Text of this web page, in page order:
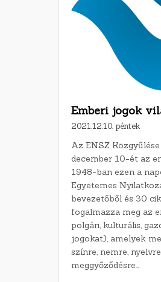
Emberi jogok
2021.12.10. péntek
Az ENSZ
december 10-ét az
1948-ban ezen a
Egyetemes
bevezetőből és 30
fogalmazza meg az
polgári, kulturális,
jogokat), amelyek
színre, nemre,
meggyőződésre…